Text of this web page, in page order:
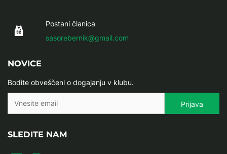
Postani članica
sasorebernik@gmail.com
NOVICE
Bodite obveščeni o dogajanju v klubu.
SLEDITE NAM